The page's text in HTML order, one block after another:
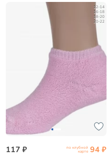
12-14
16-18
18-20
20-22
117 ₽ по клубной
карте 94 ₽